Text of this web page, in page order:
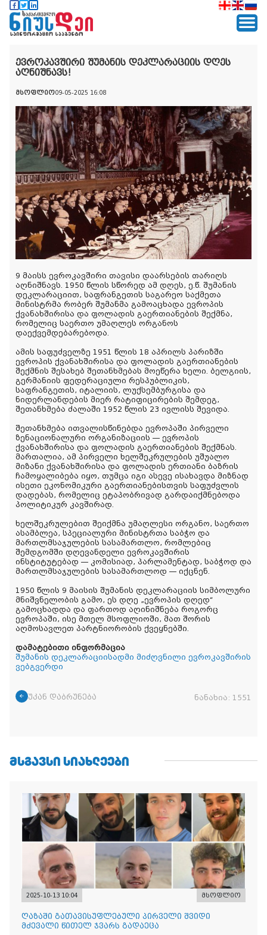
ევროკავშირი შუმანის დეკლარაციის დღეს
აღნიშნავს!
მსოფლიო09-05-2025 16:08
9 მაისს ევროკავშირი თავისი დაარსების თარიღს
აღნიშნავს. 1950 წლის სწორედ ამ დღეს, ე.წ. შუმანის
დეკლარაციით, საფრანგეთის საგარეო საქმეთა
მინისტრმა რობერ შუმანმა გამოაცხადა ევროპის
ქვანახშირისა და ფოლადის გაერთიანების შექმნა,
რომელიც საერთო უმაღლეს ორგანოს
დაექვემდებარებოდა.
ამის საფუძველზე 1951 წლის 18 აპრილს პარიზში
ევროპის ქვანახშირისა და ფოლადის გაერთიანების
შექმნის შესახებ შეთანხმებას მოეწერა ხელი. ბელგიის,
გერმანიის ფედერაციული რესპუბლიკის,
საფრანგეთის, იტალიის, ლუქსემბურგისა და
ნიდერლანდების მიერ რატიფიცირების შემდეგ,
შეთანხმება ძალაში 1952 წლის 23 ივლისს შევიდა.
შეთანხმება ითვალისწინებდა ევროპაში პირველი
ზენაციონალური ორგანიზაციის — ევროპის
ქვანახშირისა და ფოლადის გაერთიანების შექმნას.
მართალია, ამ პირველი ხელშეკრულების უშუალო
მიზანი ქვანახშირისა და ფოლადის ერთიანი ბაზრის
ჩამოყალიბება იყო, თუმცა იგი ასევე ისახავდა მიზნად
ისეთი ეკონომიკური გაერთიანებისთვის საფუძვლის
დადებას, რომელიც ეტაპობრივად გარდაიქმნებოდა
პოლიტიკურ კავშირად.
ხელშეკრულებით შეიქმნა უმაღლესი ორგანო, საერთო
ასამბლეა, სპეციალური მინისტრთა საბჭო და
მართლმსაჯულების სასამართლო, რომლებიც
შემდგომში დღევანდელი ევროკავშირის
ინსტიტუტებად — კომისიად, პარლამენტად, საბჭოდ და
მართლმსაჯულების სასამართლოდ — იქცნენ.
1950 წლის 9 მაისის შუმანის დეკლარაციის სიმბოლური
მნიშვნელობის გამო, ეს დღე „ევროპის დღედ“
გამოცხადდა და ფართოდ აღინიშნება როგორც
ევროპაში, ისე მთელ მსოფლიოში, მათ შორის
აღმოსავლეთ პარტნიორობის ქვეყნებში.
დამატებითი ინფორმაცია
შუმანის დეკლარაციისადმი მიძღვნილი ევროკავშირის
ვებგვერდი
უკან დაბრუნება ნანახია: 1551
ᲛᲡᲒᲐᲕᲡᲘ ᲡᲘᲐᲮᲚᲔᲔᲑᲘ
2025-10-13 10:04 მსოფლიო
ღაზაში გათავისუფლებული პირველი შვიდი
მძევალი წითელ ჯვარს გადაეცა